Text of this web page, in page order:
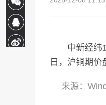
中新经纬12
日，沪铜期价
来源：Wind